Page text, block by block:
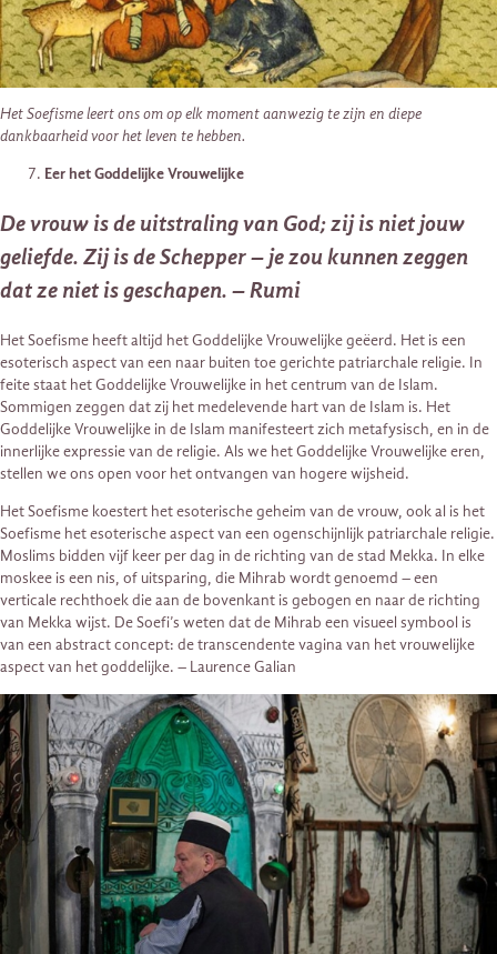
Het Soefisme leert ons om op elk moment aanwezig te zijn en diepe
dankbaarheid voor het leven te hebben.
Eer het Goddelijke Vrouwelijke
De vrouw is de uitstraling van God; zij is niet jouw
geliefde. Zij is de Schepper – je zou kunnen zeggen
dat ze niet is geschapen. – Rumi
Het Soefisme heeft altijd het Goddelijke Vrouwelijke geëerd. Het is een
esoterisch aspect van een naar buiten toe gerichte patriarchale religie. In
feite staat het Goddelijke Vrouwelijke in het centrum van de Islam.
Sommigen zeggen dat zij het medelevende hart van de Islam is. Het
Goddelijke Vrouwelijke in de Islam manifesteert zich metafysisch, en in de
innerlijke expressie van de religie. Als we het Goddelijke Vrouwelijke eren,
stellen we ons open voor het ontvangen van hogere wijsheid.
Het Soefisme koestert het esoterische geheim van de vrouw, ook al is het
Soefisme het esoterische aspect van een ogenschijnlijk patriarchale religie.
Moslims bidden vijf keer per dag in de richting van de stad Mekka. In elke
moskee is een nis, of uitsparing, die Mihrab wordt genoemd – een
verticale rechthoek die aan de bovenkant is gebogen en naar de richting
van Mekka wijst. De Soefi’s weten dat de Mihrab een visueel symbool is
van een abstract concept: de transcendente vagina van het vrouwelijke
aspect van het goddelijke. – Laurence Galian